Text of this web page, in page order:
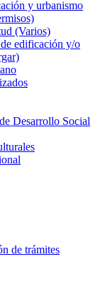
y urbanismo
(Varios)
edificación y/o
Desarrollo Social
de trámites